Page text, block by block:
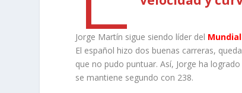
Jorge Martín sigue siendo líder del
El español hizo dos buenas carreras,
que no pudo puntuar. Así, Jorge ha
se mantiene segundo con 238.